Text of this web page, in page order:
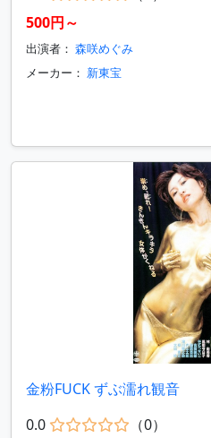
500円～
出演者： 森咲めぐみ
メーカー： 新東宝
金粉FUCK ずぶ濡れ観音
0.0
（0）